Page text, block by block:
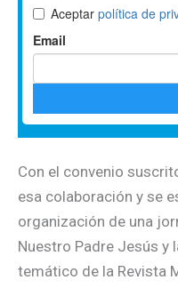
Con el convenio
esa colaboración y se
organización de una
Nuestro Padre Jesús y
temático de la Revista